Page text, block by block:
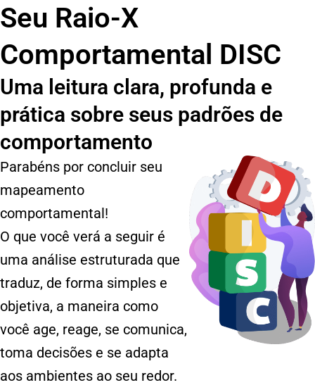
Seu Raio-X
Comportamental DISC
Uma leitura clara, profunda e
prática sobre seus padrões de
comportamento
Parabéns por concluir seu
mapeamento
comportamental!
O que você verá a seguir é
uma análise estruturada que
traduz, de forma simples e
objetiva, a maneira como
você age, reage, se comunica,
toma decisões e se adapta
aos ambientes ao seu redor.